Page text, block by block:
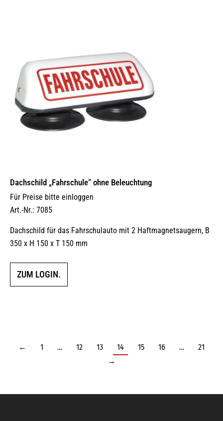
Dachschild „Fahrschule“ ohne Beleuchtung
Für Preise bitte einloggen
Art.-Nr.: 7085
Dachschild für das Fahrschulauto mit 2 Haftmagnetsaugern, B
350 x H 150 x T 150 mm
ZUM LOGIN.
← 1 … 12 13 14 15 16 …
21
→